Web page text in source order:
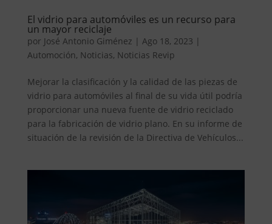
El vidrio para automóviles es un recurso para
un mayor reciclaje
por José Antonio Giménez | Ago 18, 2023 |
Automoción, Noticias, Noticias Revip
Mejorar la clasificación y la calidad de las piezas de
vidrio para automóviles al final de su vida útil podría
proporcionar una nueva fuente de vidrio reciclado
para la fabricación de vidrio plano. En su informe de
situación de la revisión de la Directiva de Vehículos...